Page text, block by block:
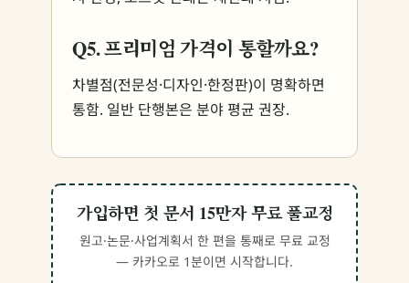
Q5. 프리미엄 가격이 통할까요?
차별점(전문성·디자인·한정판)이 명확하면
통함. 일반 단행본은 분야 평균 권장.
가입하면 첫 문서 15만자 무료 풀교정
원고·논문·사업계획서 한 편을 통째로 무료 교정
— 카카오로 1분이면 시작합니다.